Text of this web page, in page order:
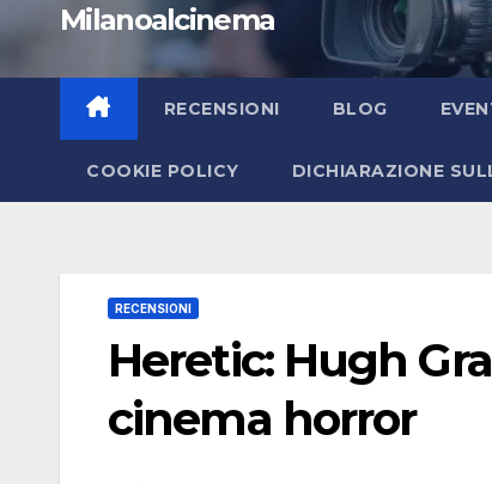
Milanoalcinema
RECENSIONI BLOG
COOKIE POLICY DICHIARAZIONE
RECENSIONI
Heretic: Hugh
cinema horror